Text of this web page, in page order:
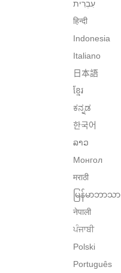
हिन्दी
Indonesia
Italiano
日本語
ខ្មែរ
ಕನ್ನಡ
한국어
ລາວ
Монгол
मराठी
မြန်မာဘာသာ
नेपाली
ਪੰਜਾਬੀ
Polski
Português